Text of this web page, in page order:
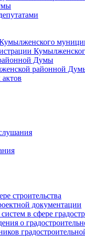
Думы
районной
строительства
документации
в сфере
о